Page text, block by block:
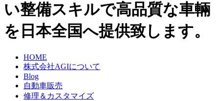
い整備スキルで高品質な車輛
を日本全国へ提供致します。
HOME
株式会社AGIについて
Blog
自動車販売
修理＆カスタマイズ